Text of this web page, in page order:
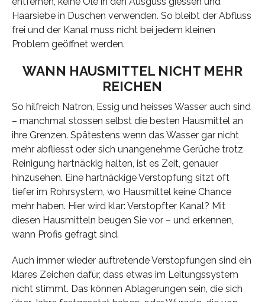
Haarsiebe in Duschen verwenden. So bleibt der Abfluss
frei und der Kanal muss nicht bei jedem kleinen
Problem geöffnet werden.
WANN HAUSMITTEL NICHT MEHR
REICHEN
So hilfreich Natron, Essig und heisses Wasser auch sind
– manchmal stossen selbst die besten Hausmittel an
ihre Grenzen. Spätestens wenn das Wasser gar nicht
mehr abfliesst oder sich unangenehme Gerüche trotz
Reinigung hartnäckig halten, ist es Zeit, genauer
hinzusehen. Eine hartnäckige Verstopfung sitzt oft
tiefer im Rohrsystem, wo Hausmittel keine Chance
mehr haben. Hier wird klar: Verstopfter Kanal? Mit
diesen Hausmitteln beugen Sie vor – und erkennen,
wann Profis gefragt sind.
Auch immer wieder auftretende Verstopfungen sind ein
klares Zeichen dafür, dass etwas im Leitungssystem
nicht stimmt. Das können Ablagerungen sein, die sich